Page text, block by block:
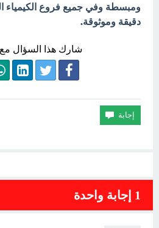
ومبسطة وفي جميع فروع الكيمياء
دقيقة وموثوقة.
شارك هذا السؤال
1 إجابة واحدة